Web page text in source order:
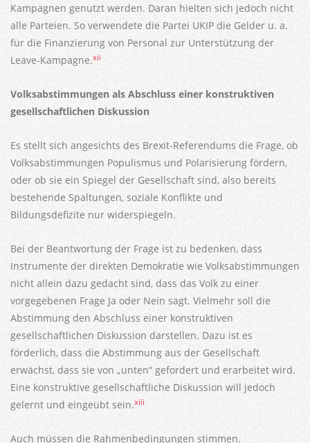
Kampagnen genutzt werden. Daran hielten sich jedoch nicht
alle Parteien. So verwendete die Partei UKIP die Gelder u. a.
für die Finanzierung von Personal zur Unterstützung der
Leave-Kampagne.xii
Volksabstimmungen als Abschluss einer konstruktiven
gesellschaftlichen Diskussion
Es stellt sich angesichts des Brexit-Referendums die Frage, ob
Volksabstimmungen Populismus und Polarisierung fördern,
oder ob sie ein Spiegel der Gesellschaft sind, also bereits
bestehende Spaltungen, soziale Konflikte und
Bildungsdefizite nur widerspiegeln.
Bei der Beantwortung der Frage ist zu bedenken, dass
Instrumente der direkten Demokratie wie Volksabstimmungen
nicht allein dazu gedacht sind, dass das Volk zu einer
vorgegebenen Frage Ja oder Nein sagt. Vielmehr soll die
Abstimmung den Abschluss einer konstruktiven
gesellschaftlichen Diskussion darstellen. Dazu ist es
förderlich, dass die Abstimmung aus der Gesellschaft
erwächst, dass sie von „unten“ gefordert und erarbeitet wird.
Eine konstruktive gesellschaftliche Diskussion will jedoch
gelernt und eingeübt sein.xiii
Auch müssen die Rahmenbedingungen stimmen.